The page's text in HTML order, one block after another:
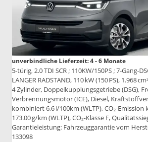
unverbindliche Lieferzeit: 4 - 6 Monate
5-türig, 2.0 TDI SCR ; 110KW/150PS ; 7-Gang-
LANGER RADSTAND, 110 kW (150 PS), 1.968
4 Zylinder, Doppelkupplungsgetriebe (DSG),
Verbrennungsmotor (ICE), Diesel,
kombiniert 6,6 l/100km (WLTP), CO₂-
173.00 g/km (WLTP), CO₂-Klasse F,
Garantieleistung: Fahrzeuggarantie vom
133098